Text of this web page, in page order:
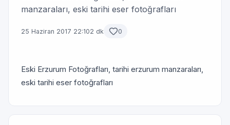
manzaraları, eski tarihi eser fotoğrafları
25 Haziran 2017 22:102 dk 0
Eski Erzurum Fotoğrafları, tarihi erzurum manzaraları,
eski tarihi eser fotoğrafları